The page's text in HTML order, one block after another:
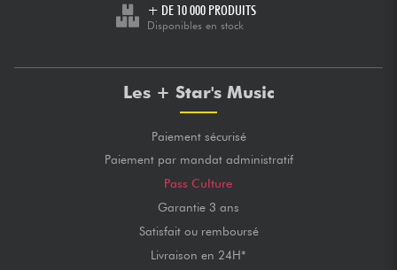
+ DE 10 000 PRODUITS
Disponibles en stock
Les + Star's Music
Paiement sécurisé
Paiement par mandat administratif
Pass Culture
Garantie 3 ans
Satisfait ou remboursé
Livraison en 24H*